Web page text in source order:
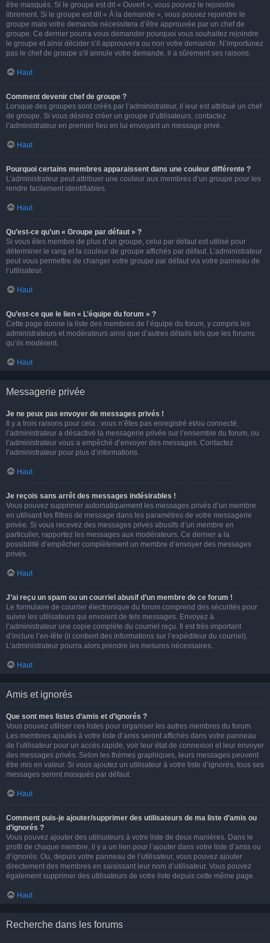
être masqués. Si le groupe est dit « Ouvert », vous pouvez le rejoindre
librement. Si le groupe est dit « À la demande », vous pouvez rejoindre le
groupe mais votre demande nécessitera d’être approuvée par un chef de
groupe. Ce dernier pourra vous demander pourquoi vous souhaitez rejoindre
le groupe et ainsi décider s’il approuvera ou non votre demande. N’importunez
pas le chef de groupe s’il annule votre demande, il a sûrement ses raisons.
Haut
Comment devenir chef de groupe ?
Lorsque des groupes sont créés par l’administrateur, il leur est attribué un chef
de groupe. Si vous désirez créer un groupe d’utilisateurs, contactez
l’administrateur en premier lieu en lui envoyant un message privé.
Haut
Pourquoi certains membres apparaissent dans une couleur différente ?
L’administrateur peut attribuer une couleur aux membres d’un groupe pour les
rendre facilement identifiables.
Haut
Qu’est-ce qu’un « Groupe par défaut » ?
Si vous êtes membre de plus d’un groupe, celui par défaut est utilisé pour
déterminer le rang et la couleur de groupe affichés par défaut. L’administrateur
peut vous permettre de changer votre groupe par défaut via votre panneau de
l’utilisateur.
Haut
Qu’est-ce que le lien « L’équipe du forum » ?
Cette page donne la liste des membres de l’équipe du forum, y compris les
administrateurs et modérateurs ainsi que d’autres détails tels que les forums
qu’ils modèrent.
Haut
Messagerie privée
Je ne peux pas envoyer de messages privés !
Il y a trois raisons pour cela : vous n’êtes pas enregistré et/ou connecté,
l’administrateur a désactivé la messagerie privée sur l’ensemble du forum, ou
l’administrateur vous a empêché d’envoyer des messages. Contactez
l’administrateur pour plus d’informations.
Haut
Je reçois sans arrêt des messages indésirables !
Vous pouvez supprimer automatiquement les messages privés d’un membre
en utilisant les filtres de message dans les paramètres de votre messagerie
privée. Si vous recevez des messages privés abusifs d’un membre en
particulier, rapportez les messages aux modérateurs. Ce dernier a la
possibilité d’empêcher complètement un membre d’envoyer des messages
privés.
Haut
J’ai reçu un spam ou un courriel abusif d’un membre de ce forum !
Le formulaire de courrier électronique du forum comprend des sécurités pour
suivre les utilisateurs qui envoient de tels messages. Envoyez à
l’administrateur une copie complète du courriel reçu. Il est très important
d’inclure l’en-tête (il contient des informations sur l’expéditeur du courriel).
L’administrateur pourra alors prendre les mesures nécessaires.
Haut
Amis et ignorés
Que sont mes listes d’amis et d’ignorés ?
Vous pouvez utiliser ces listes pour organiser les autres membres du forum.
Les membres ajoutés à votre liste d’amis seront affichés dans votre panneau
de l’utilisateur pour un accès rapide, voir leur état de connexion et leur envoyer
des messages privés. Selon les thèmes graphiques, leurs messages peuvent
être mis en valeur. Si vous ajoutez un utilisateur à votre liste d’ignorés, tous ses
messages seront masqués par défaut.
Haut
Comment puis-je ajouter/supprimer des utilisateurs de ma liste d’amis ou
d’ignorés ?
Vous pouvez ajouter des utilisateurs à votre liste de deux manières. Dans le
profil de chaque membre, il y a un lien pour l’ajouter dans votre liste d’amis ou
d’ignorés. Ou, depuis votre panneau de l’utilisateur, vous pouvez ajouter
directement des membres en saisissant leur nom d’utilisateur. Vous pouvez
également supprimer des utilisateurs de votre liste depuis cette même page.
Haut
Recherche dans les forums